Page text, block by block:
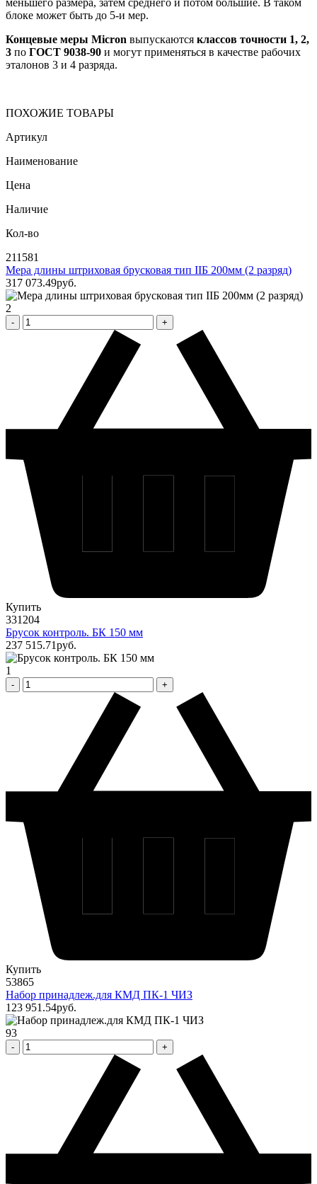
меньшего размера, затем среднего и потом большие. В таком
блоке может быть до 5-и мер.
Концевые меры Micron выпускаются классов точности 1, 2,
3 по ГОСТ 9038-90 и могут применяться в качестве рабочих
эталонов 3 и 4 разряда.
ПОХОЖИЕ ТОВАРЫ
Артикул
Наименование
Цена
Наличие
Кол-во
211581
Мера длины штриховая брусковая тип IIБ 200мм (2 разряд)
317 073.49pуб.
2
Купить
331204
Брусок контроль. БК 150 мм
237 515.71pуб.
1
Купить
53865
Набор принадлеж.для КМД ПК-1 ЧИЗ
123 951 .54pуб.
93